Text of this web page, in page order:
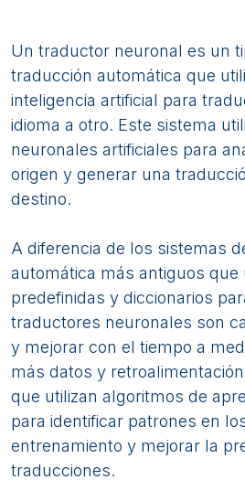
Un traductor neuronal es un
traducción automática que
inteligencia artificial para
idioma a otro. Este sistema
neuronales artificiales para
origen y generar una
destino.
A diferencia de los sistemas
automática más antiguos que
predefinidas y diccionarios
traductores neuronales son
y mejorar con el tiempo a
más datos y
que utilizan algoritmos de
para identificar patrones en
entrenamiento y mejorar la
traducciones.